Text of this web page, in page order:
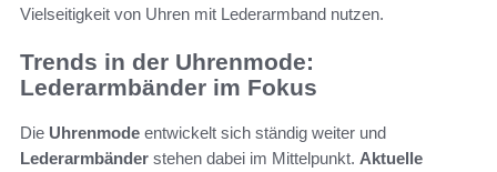
Vielseitigkeit von Uhren mit Lederarmband nutzen.
Trends in der Uhrenmode:
Lederarmbänder im Fokus
Die Uhrenmode entwickelt sich ständig weiter und
Lederarmbänder stehen dabei im Mittelpunkt. Aktuelle